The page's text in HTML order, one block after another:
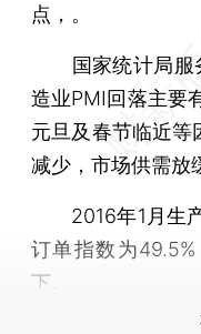
点，。
国家统计局服务
造业PMI回落主要
元旦及春节临近等
减少，市场供需放
2016年1月生产
订单指数为
下。